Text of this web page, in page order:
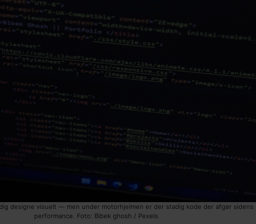
designe visuelt — men under motorhjelmen er der stadig kode der afgør sidens
performance. Foto: Bibek ghosh / Pexels